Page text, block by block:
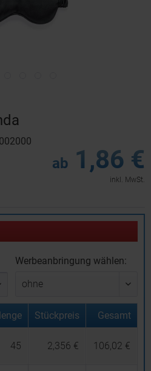
ab 1,86 €
inkl. MwSt.
Werbeanbringung wählen:
Stückpreis Gesamt
45 2,356 € 106,02 €